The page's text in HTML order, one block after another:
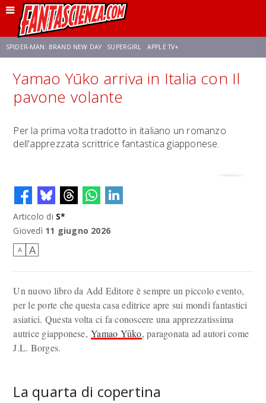
SPIDER-MAN: BRAND NEW DAY SUPERGIRL APPLE TV+
FRANCO RICCIARDIELLO ZENDAYA STAR TREK AVENGERS: DOOMSDAY
Yamao Yūko arriva in Italia con Il
pavone volante
Per la prima volta tradotto in italiano un romanzo
dell'apprezzata scrittrice fantastica giapponese.
Articolo di S*
Giovedì 11 giugno 2026
A A
Un nuovo libro da Add Editore è sempre un piccolo evento,
per le porte che questa casa editrice apre sui mondi fantastici
asiatici. Questa volta ci fa conoscere una apprezzatissima
autrice giapponese,Yamao Yūko, paragonata ad autori come
J.L. Borges.
La quarta di copertina